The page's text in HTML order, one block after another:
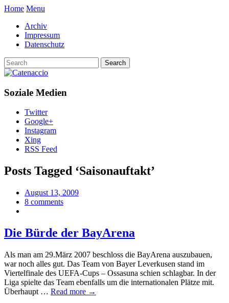
Home Menu
Archiv
Impressum
Datenschutz
Soziale Medien
Twitter
Google+
Instagram
Xing
RSS Feed
Posts Tagged ‘Saisonauftakt’
August 13, 2009
8 comments
Die Bürde der BayArena
Als man am 29.März 2007 beschloss die BayArena auszubauen,
war noch alles gut. Das Team von Bayer Leverkusen stand im
Viertelfinale des UEFA-Cups – Ossasuna schien schlagbar. In der
Liga spielte das Team ebenfalls um die internationalen Plätze mit.
Überhaupt … Read more →